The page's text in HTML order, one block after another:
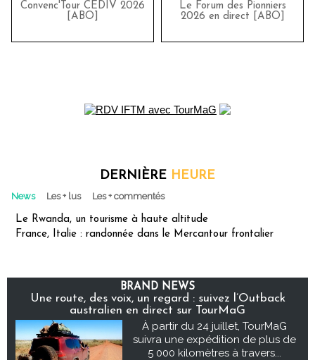
Convenc'Tour CEDIV 2026
[ABO]
Le Forum des Pionniers
2026 en direct [ABO]
DERNIÈRE HEURE
News Les + lus Les + commentés
Le Rwanda, un tourisme à haute altitude
France, Italie : randonnée dans le Mercantour frontalier
BRAND NEWS
Une route, des voix, un regard : suivez l’Outback
australien en direct sur TourMaG
À partir du 24 juillet, TourMaG
suivra une expédition de plus de
5 000 kilomètres à travers...